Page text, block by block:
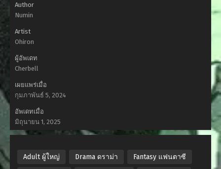
Author
Numin
Artist
Ohiron
ผู้อัพเดท
Cherbell
เผยแพร่เมื่อ
กุมภาพันธ์ 5, 2024
อัพเดทเมื่อ
มิถุนายน 1, 2025
Adult ผู้ใหญ่ Drama ดราม่า Fantasy แฟนตาซี